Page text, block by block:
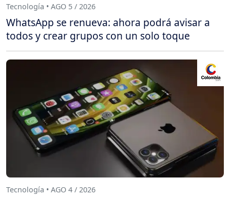
Tecnología • AGO 5 / 2026
WhatsApp se renueva: ahora podrá avisar a
todos y crear grupos con un solo toque
Tecnología • AGO 4 / 2026